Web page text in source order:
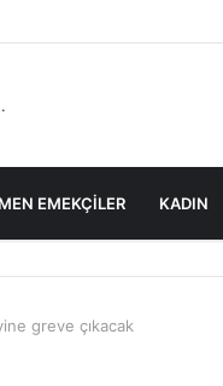
EMEKÇİLER KADIN
greve çıkacak